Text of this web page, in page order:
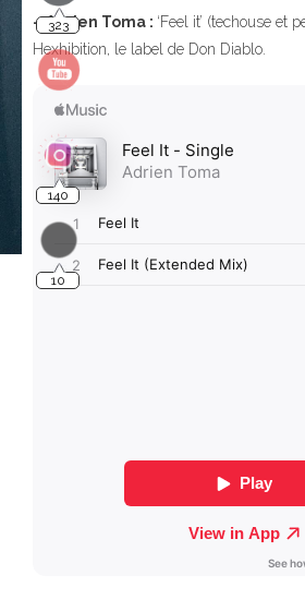
– Adrien Toma : ‘Feel it’ (techouse et
Hexhibition, le label de Don Diablo.
323
140
10